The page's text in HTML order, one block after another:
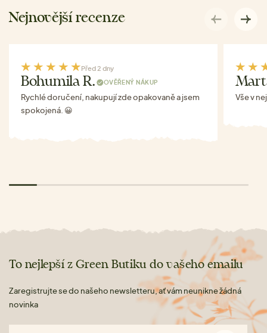
Nejnovější recenze
Před 2 dny
Bohumila R. OVĚŘENÝ NÁKUP
Rychlé doručení, nakupují zde opakovaně a jsem
spokojená. 😀
Vše v
To nejlepší z Green Butiku do vašeho emailu
Zaregistrujte se do našeho newsletteru, ať vám neunikne žádná
novinka